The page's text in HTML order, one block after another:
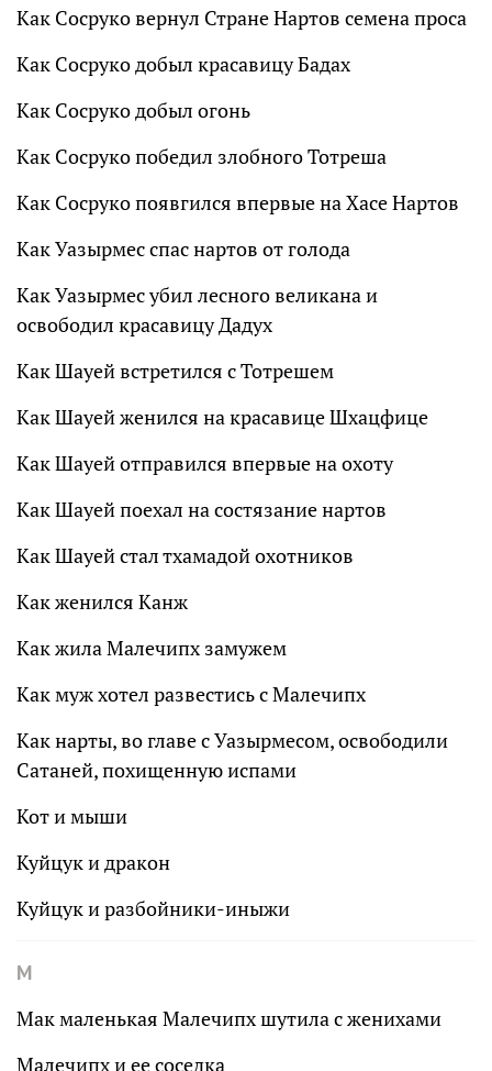
Как Сосруко вернул Стране Нартов семена проса
Как Сосруко добыл красавицу Бадах
Как Сосруко добыл огонь
Как Сосруко победил злобного Тотреша
Как Сосруко появгился впервые на Хасе Нартов
Как Уазырмес спас нартов от голода
Как Уазырмес убил лесного великана и
освободил красавицу Дадух
Как Шауей встретился с Тотрешем
Как Шауей женился на красавице Шхацфице
Как Шауей отправился впервые на охоту
Как Шауей поехал на состязание нартов
Как Шауей стал тхамадой охотников
Как женился Канж
Как жила Малечипх замужем
Как муж хотел развестись с Малечипх
Как нарты, во главе с Уазырмесом, освободили
Сатаней, похищенную испами
Кот и мыши
Куйцук и дракон
Куйцук и разбойники-иныжи
М
Мак маленькая Малечипх шутила с женихами
Малечипх и ее соседка